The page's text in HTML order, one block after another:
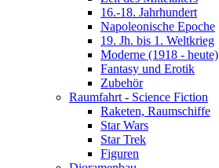
16.-18. Jahrhundert
Napoleonische Epoche
19. Jh. bis 1. Weltkrieg
Moderne (1918 - heute)
Fantasy und Erotik
Zubehör
Raumfahrt - Science Fiction
Raketen, Raumschiffe
Star Wars
Star Trek
Figuren